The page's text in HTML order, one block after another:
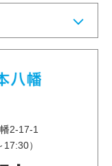
2-17-1
）